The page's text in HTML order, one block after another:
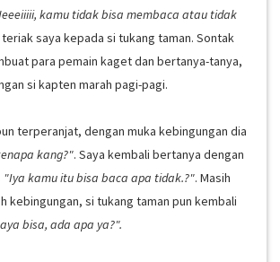
kamu tidak bisa membaca atau tidak
teriak saya kepada si tukang taman. Sontak
para pemain kaget dan bertanya-tanya,
si kapten marah pagi-pagi.
terperanjat, dengan muka kebingungan dia
kang?". Saya kembali bertanya dengan
"Iya kamu itu bisa baca apa tidak.?". Masih
kebingungan, si tukang taman pun kembali
bisa, ada apa ya?".